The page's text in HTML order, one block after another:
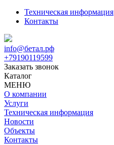
Техническая информация
Контакты
info@бетал.рф
+79190119599
Заказать звонок
Каталог
МЕНЮ
О компании
Услуги
Техническая информация
Новости
Объекты
Контакты